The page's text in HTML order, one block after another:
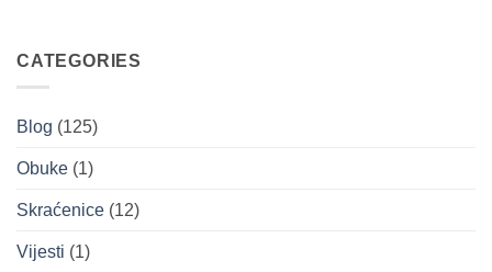
CATEGORIES
Blog (125)
Obuke (1)
Skraćenice (12)
Vijesti (1)